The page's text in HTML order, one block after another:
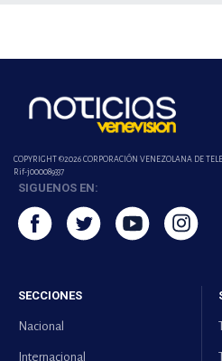
COPYRIGHT ©2026 CORPORACIÓN VENEZOLANA DE
Rif-j000089337
SIGUENOS EN:
SECCIONES
Nacional
Internacional